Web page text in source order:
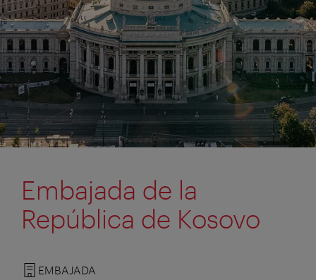
Embajada de la
República de Kosovo
EMBAJADA